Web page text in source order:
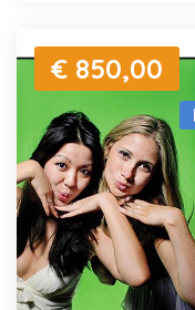
€ 850,00